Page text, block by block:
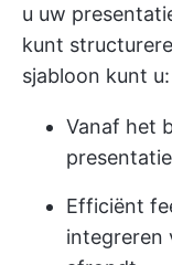
u uw
kunt
sjabloon kunt u:
Vanaf het
Efficiënt
integreren